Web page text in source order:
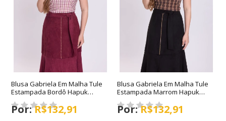
Blusa Gabriela Em Malha Tule
Estampada Bordô Hapuk
Outono/Inverno 2026
R$132,91
Blusa Gabriela Em Malha Tule
Estampada Marrom Hapuk
Outono/Inverno 2026
R$132,91